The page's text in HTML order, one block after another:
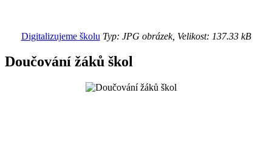
Digitalizujeme školu Typ: JPG obrázek, Velikost: 137.33 kB
Doučování žáků škol